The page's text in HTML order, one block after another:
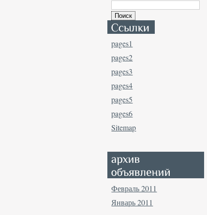
pages1
pages2
pages3
pages4
pages5
pages6
Sitemap
Февраль 2011
Январь 2011